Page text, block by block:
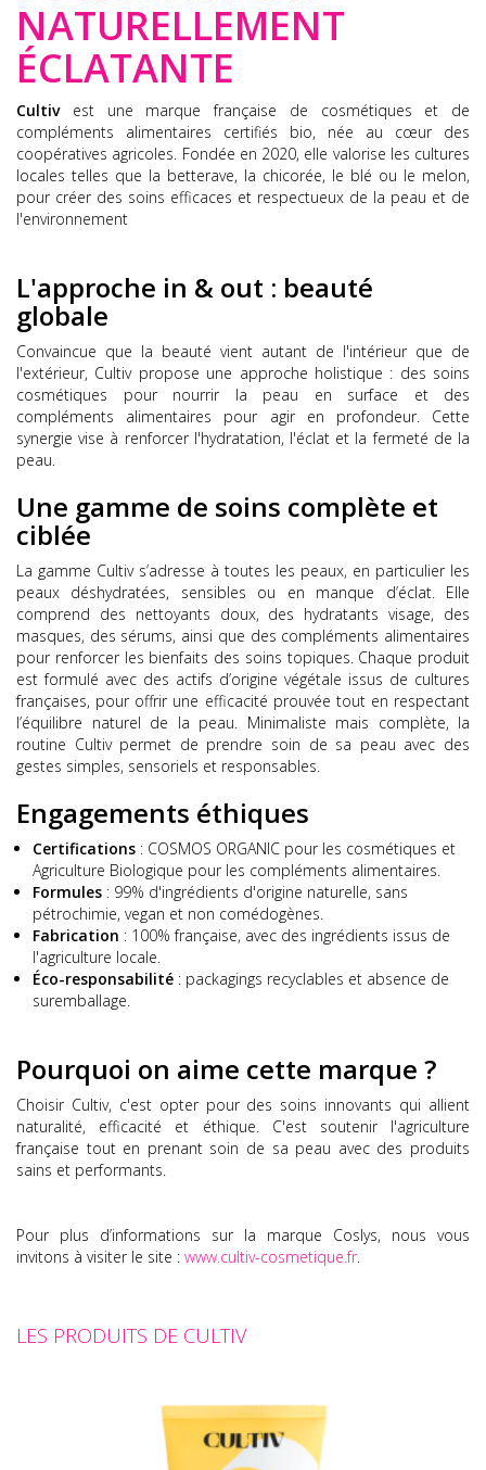
NATURELLEMENT
ÉCLATANTE
Cultivest une marque française de cosmétiques et de
compléments alimentaires certifiés bio, née au cœur des
coopératives agricoles. Fondée en 2020, elle valorise les cultures
locales telles que la betterave, la chicorée, le blé ou le melon,
pour créer des soins efficaces et respectueux de la peau et de
l'environnement
L'approche in & out : beauté
globale
Convaincue que la beauté vient autant de l'intérieur que de
l'extérieur, Cultiv propose une approche holistique : des soins
cosmétiques pour nourrir la peau en surface et des
compléments alimentaires pour agir en profondeur.
Cette
synergie vise à renforcer l'hydratation, l'éclat et la fermeté de la
peau.
Une gamme de soins complète et
ciblée
La gamme Cultiv s’adresse à toutes les peaux, en particulier les
peaux déshydratées, sensibles ou en manque d’éclat. Elle
comprend des nettoyants doux, des hydratants visage, des
masques, des sérums, ainsi que des compléments alimentaires
pour renforcer les bienfaits des soins topiques. Chaque produit
est formulé avec des actifs d’origine végétale issus de cultures
françaises, pour offrir une efficacité prouvée tout en respectant
l’équilibre naturel de la peau. Minimaliste mais complète, la
routine Cultiv permet de prendre soin de sa peau avec des
gestes simples, sensoriels et responsables.
Engagements éthiques
Certifications : COSMOS ORGANIC pour les cosmétiques et
Agriculture Biologique pour les compléments alimentaires.
Formules : 99% d'ingrédients d'origine naturelle, sans
pétrochimie, vegan et non comédogènes.
Fabrication : 100% française, avec des ingrédients issus de
l'agriculture locale.
Éco-responsabilité : packagings recyclables et absence de
suremballage.
Pourquoi on aime cette marque ?
Choisir Cultiv, c'est opter pour des soins innovants qui allient
naturalité, efficacité et éthique.
C'est soutenir l'agriculture
française tout en prenant soin de sa peau avec des produits
sains et performants.
Pour plus d’informations sur la marque Coslys, nous vous
invitons à visiter le site : www.cultiv-cosmetique.fr.
LES PRODUITS DE CULTIV